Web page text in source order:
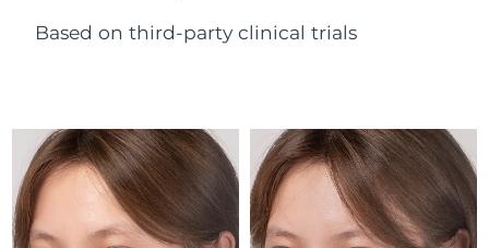
Based on third-party clinical trials
İzlanda
İrlanda
Tahmini teslim tarihi
09/08/2026
Man Adası
Tahmini teslim tarihi
11/08/2026